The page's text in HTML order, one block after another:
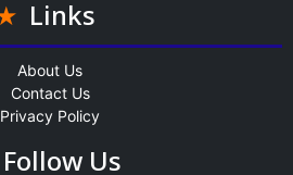
Links
About Us
Contact Us
Privacy Policy
Follow Us